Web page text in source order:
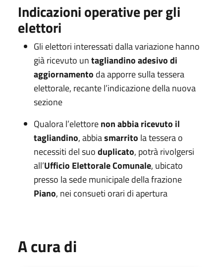
Indicazioni operative per gli
elettori
Gli elettori interessati dalla variazione hanno
già ricevuto untagliandino adesivo di
aggiornamento da apporre sulla tessera
elettorale, recante l’indicazione della nuova
sezione
Qualora l’elettorenon abbia ricevuto il
tagliandino, abbiasmarrito la tessera o
necessiti del suoduplicato, potrà rivolgersi
all’Ufficio Elettorale Comunale, ubicato
presso la sede municipale della frazione
Piano, nei consueti orari di apertura
A cura di